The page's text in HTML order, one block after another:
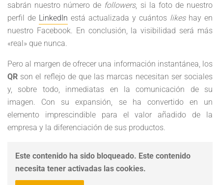
sabrán nuestro número de followers, si la foto de nuestro
perfil de LinkedIn está actualizada y cuántos likeshay en
nuestro Facebook. En conclusión, la visibilidad será más
«real» que nunca.
Pero al margen de ofrecer una información instantánea, los
QR son el reflejo de que las marcas necesitan ser sociales
y, sobre todo, inmediatas en la comunicación de su
imagen. Con su expansión, se ha convertido en un
elemento imprescindible para el valor añadido de la
empresa y la diferenciación de sus productos.
Este contenido ha sido bloqueado. Este contenido
necesita tener activadas las cookies.